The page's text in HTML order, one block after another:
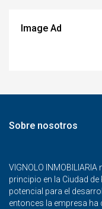
Image Ad
Sobre nosotros
VIGNOLO
principio en la Ciudad
potencial para el
entonces la empresa